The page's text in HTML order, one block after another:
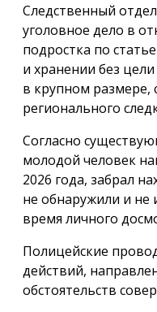
Следственный
уголовное дело в
подростка по
и хранении без
в крупном размере,
регионального
Согласно
молодой человек
2026 года, забрал
не обнаружили и не
время личного
Полицейские
действий,
обстоятельств